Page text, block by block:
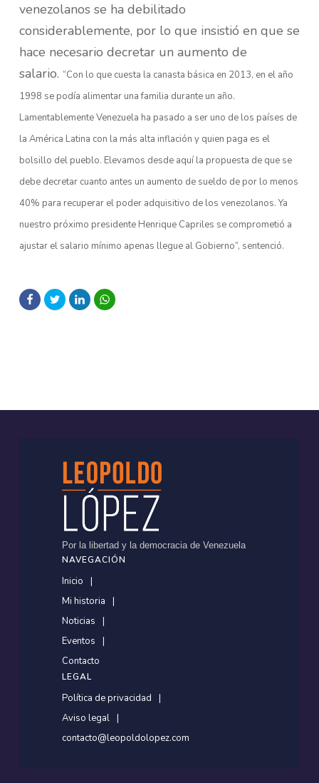
venezolanos se ha debilitado
considerablemente, por lo que insistió en que se
hace necesario decretar un aumento de
salario. “Con lo que cuesta la canasta básica en 2013, en el año
1998 se podía alimentar una familia durante un año.
Lamentablemente Venezuela ha pasado a ser uno de los países de
la América Latina con la más alta inflación y quien paga es el
bolsillo del pueblo. Elevamos desde aquí la propuesta de que se
debe decretar cuanto antes un aumento de sueldo de por lo menos
40% para recuperar el poder adquisitivo de los venezolanos. Ya
nuestro próximo presidente Henrique Capriles se comprometió a
ajustar el salario mínimo apenas llegue al Gobierno”, sentenció.
Por la libertad y la democracia de Venezuela
NAVEGACIÓN
Inicio
Mi historia
Noticias
Eventos
Contacto
LEGAL
Política de privacidad
Aviso legal
contacto@leopoldolopez.com